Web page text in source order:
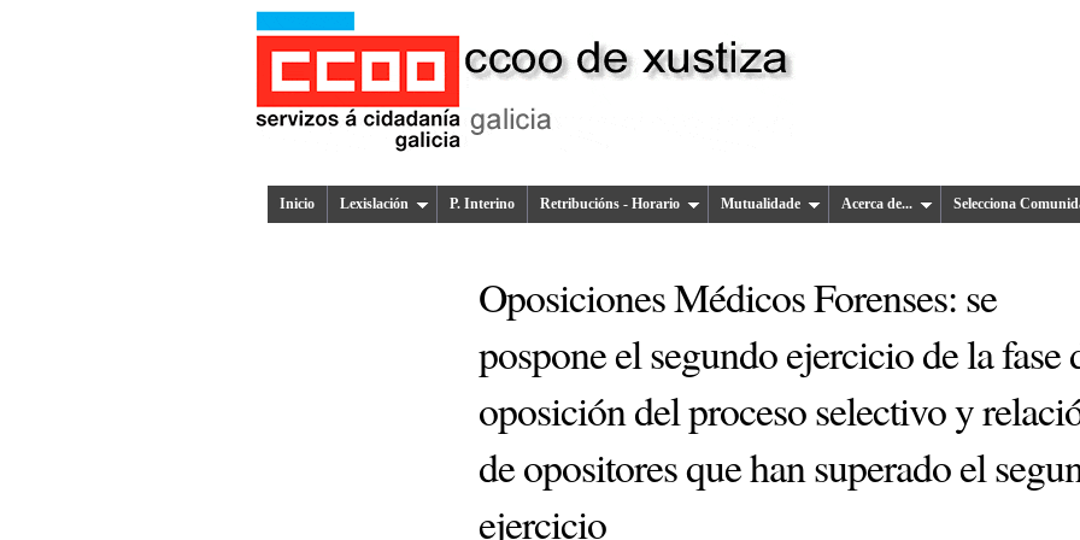
Inicio Lexislación P. Interino Retribucións - Horario Mutualidade Acerca de... Selecciona
Oposiciones Médicos Forenses: se
pospone el segundo ejercicio de la fase
oposición del proceso selectivo y
de opositores que han superado el
ejercicio